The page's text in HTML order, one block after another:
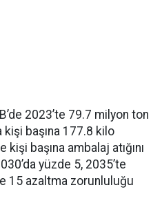
2023’te 79.7 milyon ton
kişi başına 177.8 kilo
başına ambalaj atığını
yüzde 5, 2035’te
15 azaltma zorunluluğu